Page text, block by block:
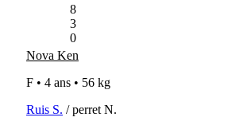
8
3
0
Nova Ken
F • 4 ans • 56 kg
Ruis S. / perret N.